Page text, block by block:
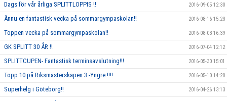
Dags för vår årliga SPLITTLOPPIS !! 2016-09-05 12:30
Ännu en fantastisk vecka på sommargympaskolan!! 2016-08-16 15:23
Toppen vecka på sommargympaskolan!! 2016-08-03 16:39
GK SPLITT 30 ÅR !! 2016-07-04 12:12
SPLITTCUPEN- Fantastisk terminsavslutning!!! 2016-05-30 15:01
Topp 10 på Riksmästerskapen 3 -Yngre !!!! 2016-05-10 14:20
Superhelg i Göteborg!! 2016-04-26 13:13